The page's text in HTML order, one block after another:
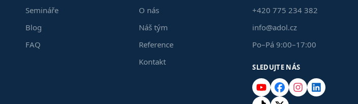
Semináře
Blog
FAQ
O nás
Náš tým
Reference
Kontakt
+420 775 234 382
info@adol.cz
Po–Pá 9:00–17:00
SLEDUJTE NÁS
YouTubeFacebook
Instagram
LinkedIn